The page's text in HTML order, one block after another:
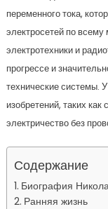
переменного тока,
электросетей по всему
электротехники и
прогрессе и
технические системы.
изобретений, таких
электричество без
Содержание
Биография
Ранняя жизнь